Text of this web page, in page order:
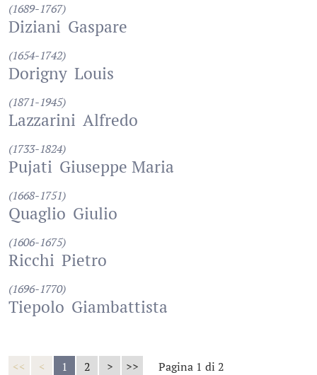
(1689-1767)
Diziani Gaspare
(1654-1742)
Dorigny Louis
(1871-1945)
Lazzarini Alfredo
(1733-1824)
Pujati Giuseppe Maria
(1668-1751)
Quaglio Giulio
(1606-1675)
Ricchi Pietro
(1696-1770)
Tiepolo Giambattista
<< < 1 2 > >> Pagina 1 di 2